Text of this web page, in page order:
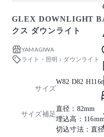
GLEX DOWNLIGHT
クス ダウンライト
YAMAGIWA
ライト・照明
ダウンライト
サイズ
W82 D82
サイズ補足
直径：82mm
埋込高：
切込寸法：直